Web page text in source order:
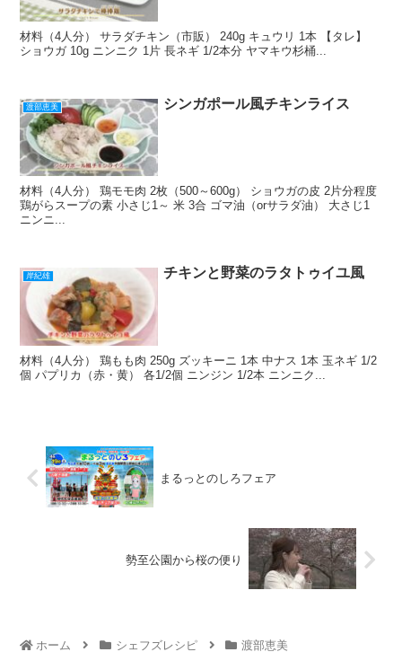
材料（4人分） サラダチキン（市販） 240g キュウリ 1本 【タレ】
ショウガ 10g ニンニク 1片 長ネギ 1/2本分 ヤマキウ杉桶...
渡部恵美 シンガポール風チキンライス
材料（4人分） 鶏モモ肉 2枚（500～600g） ショウガの皮 2片分程度
鶏がらスープの素 小さじ1～ 米 3合 ゴマ油（orサラダ油） 大さじ1
ニンニ...
岸紀雄 チキンと野菜のラタトゥイユ風
材料（4人分） 鶏もも肉 250g ズッキーニ 1本 中ナス 1本 玉ネギ 1/2
個 パプリカ（赤・黄） 各1/2個 ニンジン 1/2本 ニンニク...
まるっとのしろフェア
勢至公園から桜の便り
ホーム シェフズレシピ 渡部恵美